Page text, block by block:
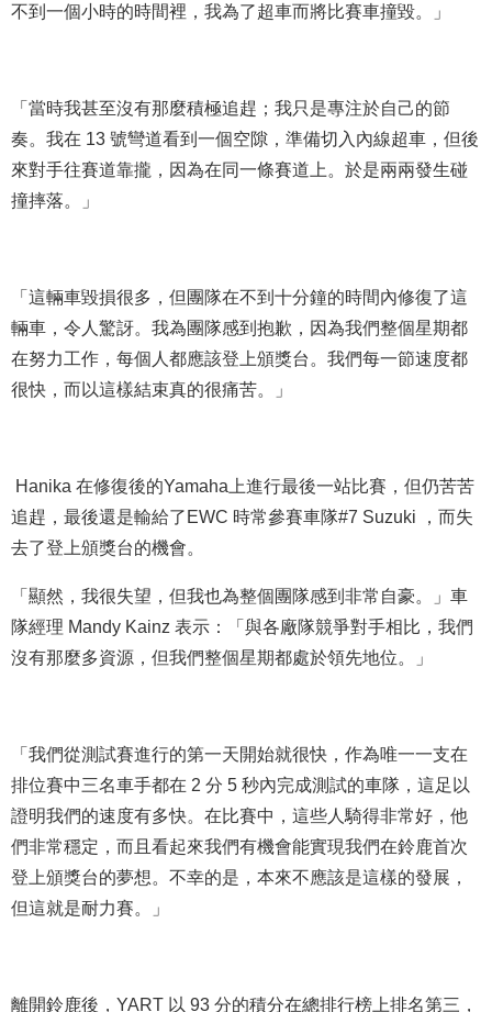
不到一個小時的時間裡，我為了超車而將比賽車撞毀。」
「當時我甚至沒有那麼積極追趕；我只是專注於自己的節
奏。我在 13 號彎道看到一個空隙，準備切入內線超車，但後
來對手往賽道靠攏，因為在同一條賽道上。於是兩兩發生碰
撞摔落。」
「這輛車毀損很多，但團隊在不到十分鐘的時間內修復了這
輛車，令人驚訝。我為團隊感到抱歉，因為我們整個星期都
在努力工作，每個人都應該登上頒獎台。我們每一節速度都
很快，而以這樣結束真的很痛苦。」
Hanika 在修復後的Yamaha上進行最後一站比賽，但仍苦苦
追趕，最後還是輸給了EWC 時常參賽車隊#7 Suzuki ，而失
去了登上頒獎台的機會。
「顯然，我很失望，但我也為整個團隊感到非常自豪。」車
隊經理 Mandy Kainz 表示：「與各廠隊競爭對手相比，我們
沒有那麼多資源，但我們整個星期都處於領先地位。」
「我們從測試賽進行的第一天開始就很快，作為唯一一支在
排位賽中三名車手都在 2 分 5 秒內完成測試的車隊，這足以
證明我們的速度有多快。在比賽中，這些人騎得非常好，他
們非常穩定，而且看起來我們有機會能實現我們在鈴鹿首次
登上頒獎台的夢想。不幸的是，本來不應該是這樣的發展，
但這就是耐力賽。」
離開鈴鹿後，YART 以 93 分的積分在總排行榜上排名第三，